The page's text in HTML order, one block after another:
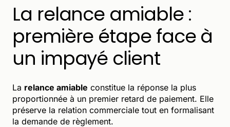
La relance amiable :
première étape face à
un impayé client
La relance amiable constitue la réponse la plus
proportionnée à un premier retard de paiement. Elle
préserve la relation commerciale tout en formalisant
la demande de règlement.